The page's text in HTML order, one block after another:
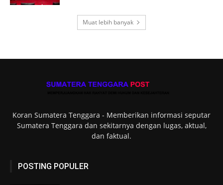
Muat lebih banyak
Koran Sumatera Tenggara - Memberikan informasi seputar
Sumatera Tenggara dan sekitarnya dengan lugas, aktual,
dan faktual.
POSTING POPULER